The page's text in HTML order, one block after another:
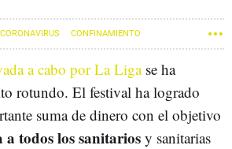
CORONAVIRUS CONFINAMIENTO
a cabo por La Ligase ha
rotundo. El festival ha logrado
suma de dinero con el objetivo
todos los sanitarios y sanitarias